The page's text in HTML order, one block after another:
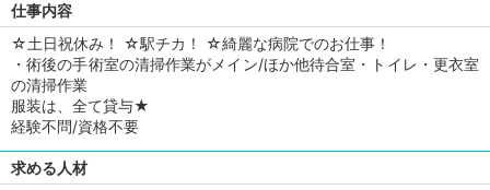
仕事内容
☆土日祝休み！ ☆駅チカ！ ☆綺麗な病院でのお仕事！
・術後の手術室の清掃作業がメイン/ほか他待合室・トイレ・更衣室
の清掃作業
服装は、全て貸与★
経験不問/資格不要
求める人材